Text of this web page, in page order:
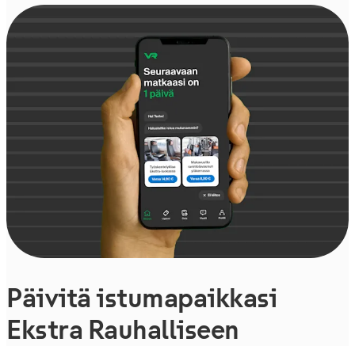
Päivitä istumapaikkasi
Ekstra Rauhalliseen